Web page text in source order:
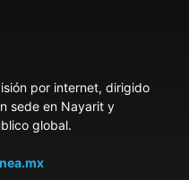
por internet, dirigido
sede en Nayarit y
global.